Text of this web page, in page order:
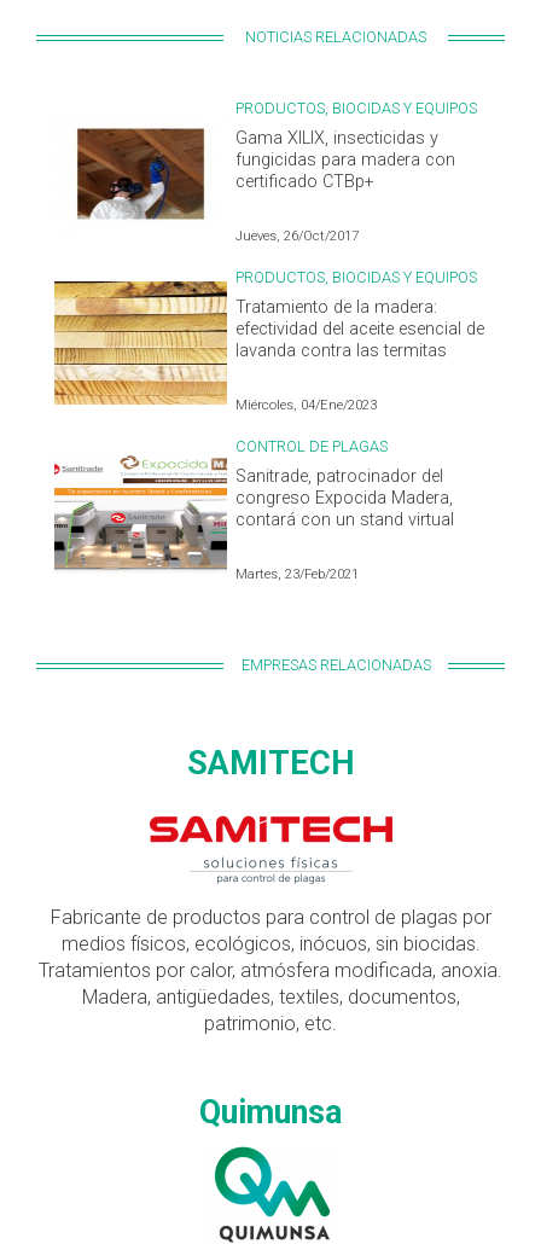
NOTICIAS RELACIONADAS
PRODUCTOS, BIOCIDAS Y EQUIPOS
Gama XILIX, insecticidas y
fungicidas para madera con
certificado CTBp+
Jueves, 26/Oct/2017
PRODUCTOS, BIOCIDAS Y EQUIPOS
Tratamiento de la madera:
efectividad del aceite esencial de
lavanda contra las termitas
Miércoles, 04/Ene/2023
CONTROL DE PLAGAS
Sanitrade, patrocinador del
congreso Expocida Madera,
contará con un stand virtual
Martes, 23/Feb/2021
EMPRESAS RELACIONADAS
SAMITECH
Fabricante de productos para control de plagas por
medios físicos, ecológicos, inócuos, sin biocidas.
Tratamientos por calor, atmósfera modificada, anoxia.
Madera, antigüedades, textiles, documentos,
patrimonio, etc.
Quimunsa